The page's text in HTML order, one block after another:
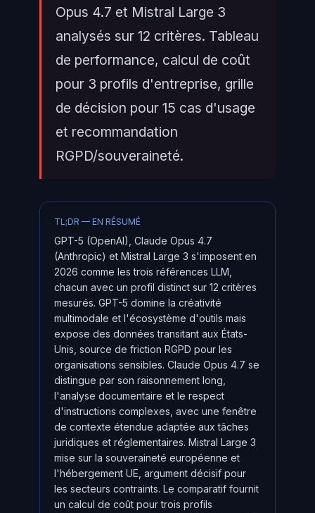
Opus 4.7 et Mistral Large 3
analysés sur 12 critères. Tableau
de performance, calcul de coût
pour 3 profils d'entreprise, grille
de décision pour 15 cas d'usage
et recommandation
RGPD/souveraineté.
TL;DR — EN RÉSUMÉ
GPT-5 (OpenAI), Claude Opus 4.7
(Anthropic) et Mistral Large 3 s'imposent en
2026 comme les trois références LLM,
chacun avec un profil distinct sur 12 critères
mesurés. GPT-5 domine la créativité
multimodale et l'écosystème d'outils mais
expose des données transitant aux États-
Unis, source de friction RGPD pour les
organisations sensibles. Claude Opus 4.7 se
distingue par son raisonnement long,
l'analyse documentaire et le respect
d'instructions complexes, avec une fenêtre
de contexte étendue adaptée aux tâches
juridiques et réglementaires. Mistral Large 3
mise sur la souveraineté européenne et
l'hébergement UE, argument décisif pour
les secteurs contraints. Le comparatif fournit
un calcul de coût pour trois profils